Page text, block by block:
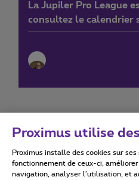
La Jupiler Pro League
consultez le calendrier
Conditions d'utilisation
Proximus utilise
Proximus installe des cookies sur
fonctionnement de ceux-ci,
navigation, analyser l’utilisation, et